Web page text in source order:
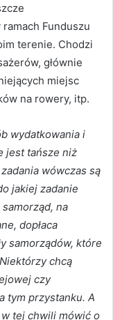
Funduszu
terenie. Chodzi
głównie
miejsc
na rowery, itp.
wydatkowania i
jest tańsze niż
wówczas są
jakiej zadanie
na
dopłaca
samorządów, które
chcą
czy
tym przystanku. A
w tej chwili mówić o